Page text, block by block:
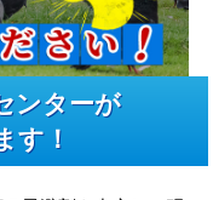
ンターが
す！